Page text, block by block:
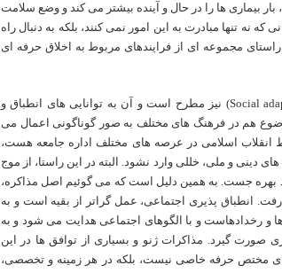
بیماری ها را در حال و آینده بیشتر می کند و وضع سلامت
نه تنها مبادرت به این امور نمی کنند، بلکه به دنبال راه
مجموعه ای از فرایندهای مربوط به اخلاق حرفه ای
در کنار این دو مفهوم، انطباق پذیری اجتماعی (ُSocial adaptability) نیز مطرح است و آن به توانایی های انطباق و
هم در فرهنگ های مختلف به صور گوناگونی اعمال می
انقلاب اسلامی در عرصه های مختلف اداره جامعه هست،
دینی و ملی، خللی وارد نشود. البته در این راستا، از موج
بهره جست. به همین دلیل است که می گوئیم اصل مذاکره،
انطباق پذیری اجتماعی، عمل گراتر از بقیه است و به
رخدادهاست و با الگوهای اجتماعی هدایت می شود و به
گیرد. مذاکرات ژنو و بسیاری از توافق ها در این
ای مختص حرفه خاصی نیست، بلکه در هر زمینه و تخصصی،